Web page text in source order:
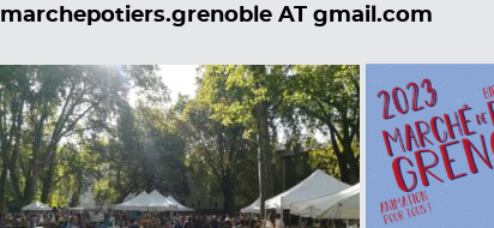
marchepotiers.grenoble AT gmail.com